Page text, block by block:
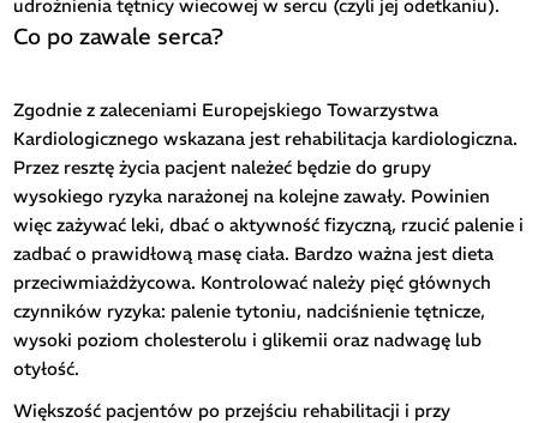
udrożnienia tętnicy wiecowej w sercu (czyli jej odetkaniu).
Co po zawale serca?
Zgodnie z zaleceniami Europejskiego Towarzystwa
Kardiologicznego wskazana jest rehabilitacja kardiologiczna.
Przez resztę życia pacjent należeć będzie do grupy
wysokiego ryzyka narażonej na kolejne zawały. Powinien
więc zażywać leki, dbać o aktywność fizyczną, rzucić palenie i
zadbać o prawidłową masę ciała. Bardzo ważna jest dieta
przeciwmiażdżycowa. Kontrolować należy pięć głównych
czynników ryzyka: palenie tytoniu, nadciśnienie tętnicze,
wysoki poziom cholesterolu i glikemii oraz nadwagę lub
otyłość.
Większość pacjentów po przejściu rehabilitacji i przy